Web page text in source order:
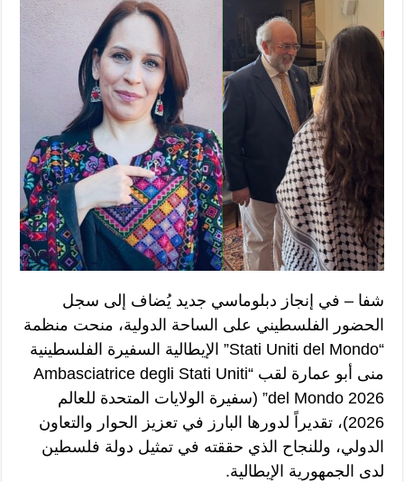
شفا – في إنجاز دبلوماسي جديد يُضاف إلى سجل
الحضور الفلسطيني على الساحة الدولية، منحت منظمة
“Stati Uniti del Mondo” الإيطالية السفيرة الفلسطينية
منى أبو عمارة لقب “Ambasciatrice degli Stati Uniti
del Mondo 2026” (سفيرة الولايات المتحدة للعالم
2026)، تقديراً لدورها البارز في تعزيز الحوار والتعاون
الدولي، وللنجاح الذي حققته في تمثيل دولة فلسطين
لدى الجمهورية الإيطالية.